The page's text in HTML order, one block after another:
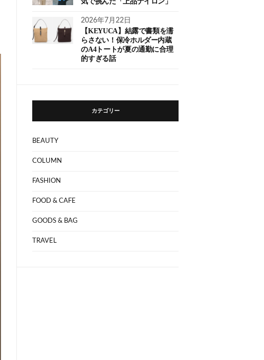
2026年7月22日
【KEYUCA】結露で書類を濡
らさない！保冷ホルダー内蔵
のA4トートが夏の通勤に合理
的すぎる話
カテゴリー
BEAUTY
COLUMN
FASHION
FOOD & CAFE
GOODS & BAG
TRAVEL